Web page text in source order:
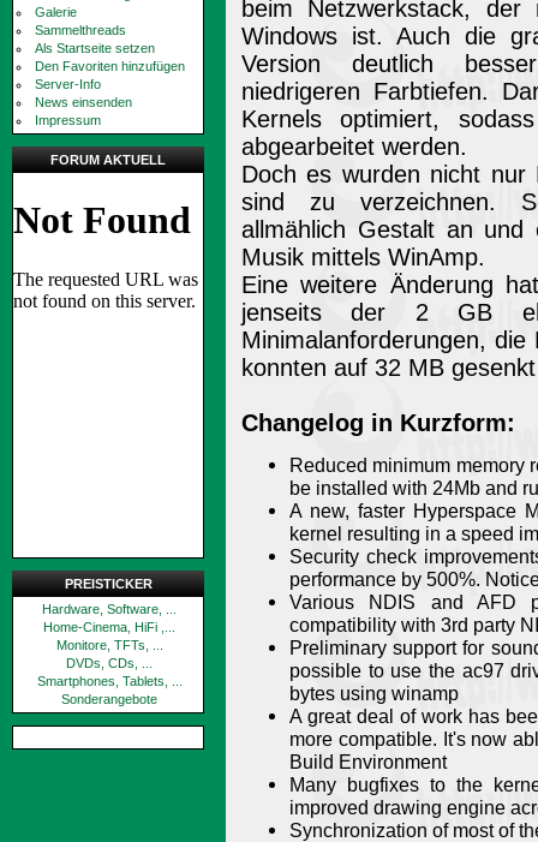
Galerie
Sammelthreads
Als Startseite setzen
Den Favoriten hinzufügen
Server-Info
News einsenden
Impressum
FORUM AKTUELL
PREISTICKER
Hardware, Software, ...
Home-Cinema, HiFi ,...
Monitore, TFTs, ...
DVDs, CDs, ...
Smartphones, Tablets, ...
Sonderangebote
beim Netzwerkstack,
Windows ist. Auch die
Version deutlich
niedrigeren Farbtiefen.
Kernels optimiert,
abgearbeitet werden.
Doch es wurden nicht nur
sind zu verzeichnen.
allmählich Gestalt an und
Musik mittels WinAmp.
Eine weitere Änderung
jenseits der 2 GB
Minimalanforderungen,
konnten auf 32 MB
Changelog in Kurzform:
Reduced minimum memory
be installed with 24Mb and
A new, faster Hyperspace
kernel resulting in a speed
Security check
performance by 500%.
Various NDIS and AFD
compatibility with 3rd party
Preliminary support for
possible to use the ac97
bytes using winamp
A great deal of work has
more compatible. It's now
Build Environment
Many bugfixes to the
improved drawing engine
Synchronization of most of